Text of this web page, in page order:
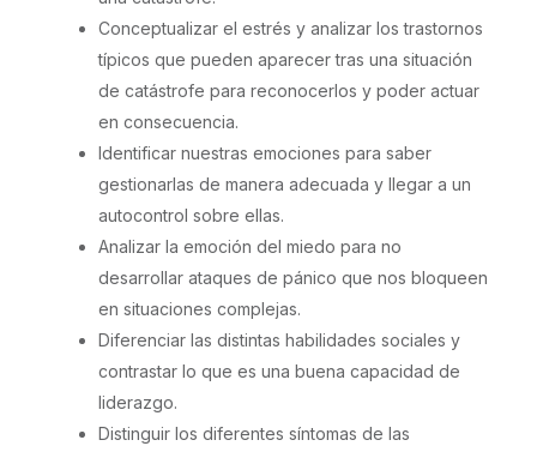
Conceptualizar el estrés y analizar los trastornos
típicos que pueden aparecer tras una situación
de catástrofe para reconocerlos y poder actuar
en consecuencia.
Identificar nuestras emociones para saber
gestionarlas de manera adecuada y llegar a un
autocontrol sobre ellas.
Analizar la emoción del miedo para no
desarrollar ataques de pánico que nos bloqueen
en situaciones complejas.
Diferenciar las distintas habilidades sociales y
contrastar lo que es una buena capacidad de
liderazgo.
Distinguir los diferentes síntomas de las